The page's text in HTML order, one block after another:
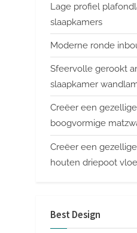
Lage profiel
slaapkamers
Moderne ronde
Sfeervolle gerookt
slaapkamer
Creëer een
boogvormige
Creëer een
houten driepoot
Best Design